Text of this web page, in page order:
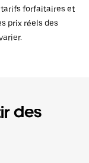
tarifs forfaitaires et
prix réels des
des